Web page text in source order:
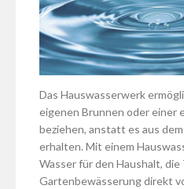
Das Hauswasserwerk
eigenen Brunnen oder einer
beziehen, anstatt es aus
erhalten. Mit einem
Wasser für den Haushalt,
Gartenbewässerung direkt